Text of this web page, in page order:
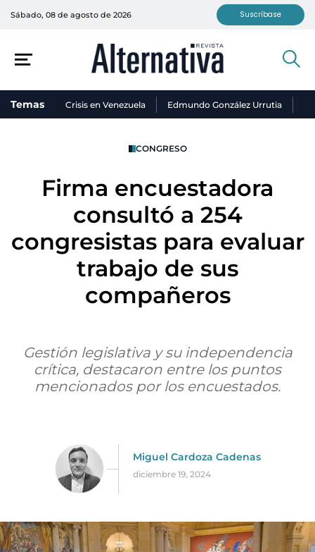
Sábado, 08 de agosto de 2026 Suscríbase
Temas Crisis en Venezuela Edmundo González Urrutia
CONGRESO
Firma encuestadora
consultó a 254
congresistas para evaluar
trabajo de sus
compañeros
Gestión legislativa y su independencia
crítica, destacaron entre los puntos
mencionados por los encuestados.
Miguel Cardoza Cadenas
diciembre 19, 2024